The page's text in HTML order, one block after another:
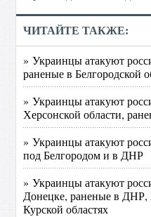
ЧИТАЙТЕ ТАКЖЕ:
» Украинцы атакуют
раненые в Белгородской
» Украинцы атакуют
Херсонской области,
» Украинцы атакуют
под Белгородом и в ДНР
» Украинцы атакуют
Донецке, раненые в ДНР,
Курской областях